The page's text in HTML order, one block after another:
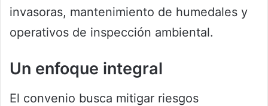
invasoras, mantenimiento de humedales y
operativos de inspección ambiental.
Un enfoque integral
El convenio busca mitigar riesgos